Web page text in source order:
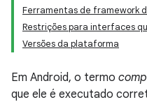
Ferramentas de framework
Restrições para interfaces
Versões da plataforma
Em Android, o termo
que ele é executado